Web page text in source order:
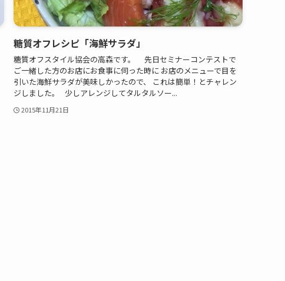
糖質オフレシピ「海鮮サラダ」
糖質オフスタイル協会の高森です。 先日セミナーコンテストで
ご一緒した方のお店にお食事に伺った時に お店のメニューで目を
引いた海鮮サラダが美味しかったので、 これは簡単！とチャレン
ジしました。 少しアレンジしてタルタルソー...
2015年11月21日